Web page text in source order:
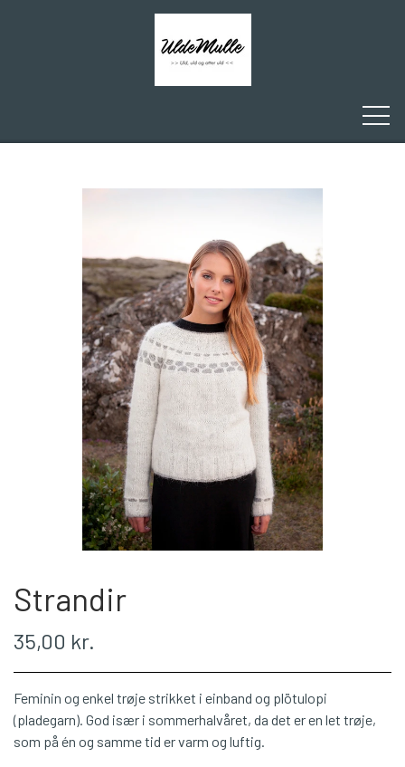
ULDEMULLE
KONTAKT
WEBSHOP
PLÖTULOPI
EINBAND
Strandir
35,00 kr.
Feminin og enkel trøje strikket i einband og plötulopi
(pladegarn). God især i sommerhalvåret, da det er en let trøje,
som på én og samme tid er varm og luftig.